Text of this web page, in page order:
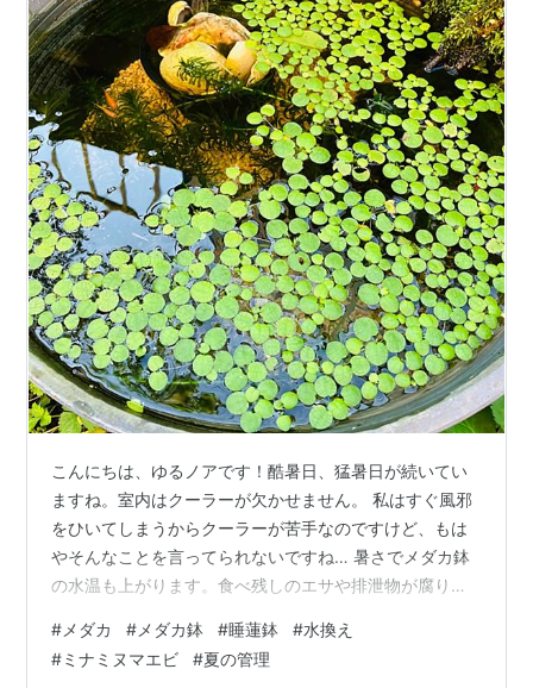
こんにちは、ゆるノアです！酷暑日、猛暑日が続いてい
ますね。室内はクーラーが欠かせません。 私はすぐ風邪
をひいてしまうからクーラーが苦手なのですけど、もは
やそんなことを言ってられないですね… 暑さでメダカ鉢
の水温も上がります。食べ残しのエサや排泄物が腐り、
分、汚れも濃縮されてしまうようです。足し水だけだと
薄まるだけで、水の汚れは外に排出されません。定期的
# メダカ # メダカ鉢 #睡蓮鉢 #水換え
#ミナミヌマエビ #夏の管理